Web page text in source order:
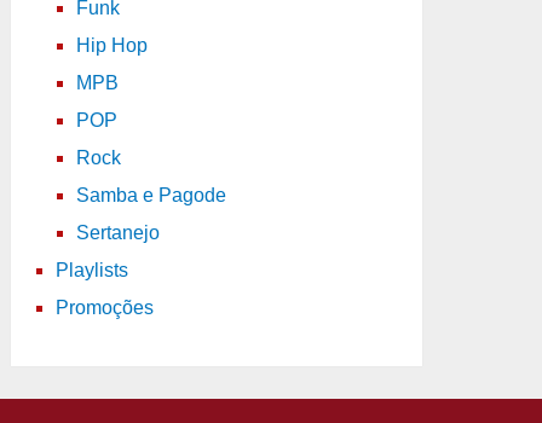
Funk
Hip Hop
MPB
POP
Rock
Samba e Pagode
Sertanejo
Playlists
Promoções